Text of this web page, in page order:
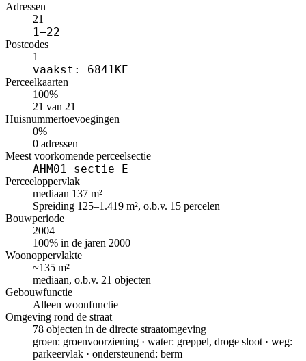
Adressen
21
1–22
Postcodes
1
vaakst: 6841KE
Perceelkaarten
100%
21 van 21
Huisnummertoevoegingen
0%
0 adressen
Meest voorkomende perceelsectie
AHM01 sectie E
Perceeloppervlak
mediaan 137 m²
Spreiding 125–1.419 m², o.b.v. 15 percelen
Bouwperiode
2004
100% in de jaren 2000
Woonoppervlakte
~135 m²
mediaan, o.b.v. 21 objecten
Gebouwfunctie
Alleen woonfunctie
Omgeving rond de straat
78 objecten in de directe straatomgeving
groen: groenvoorziening · water: greppel, droge sloot · weg:
parkeervlak · ondersteunend: berm